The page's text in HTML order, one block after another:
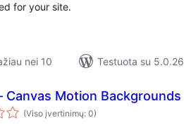
for your site.
nei 10
Testuota su 5.0.26
Canvas Motion Backgrounds
(Viso įvertinimų: 0)